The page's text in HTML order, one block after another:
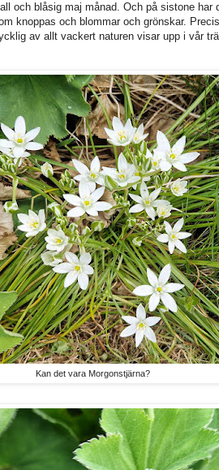
och blåsig maj månad. Och på sistone har
knoppas och blommar och grönskar.
av allt vackert naturen visar upp i vår
Kan det vara Morgonstjärna?